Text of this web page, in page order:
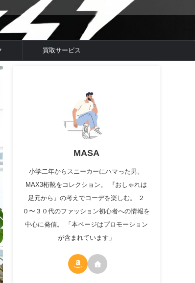
買取サービス
MASA
小学二年からスニーカーにハマった男。
MAX3桁靴をコレクション。 『おしゃれは
足元から』の考えでコーデを楽しむ。 ２
０〜３０代のファッション初心者への情報を
中心に発信。 「本ページはプロモーション
が含まれています」